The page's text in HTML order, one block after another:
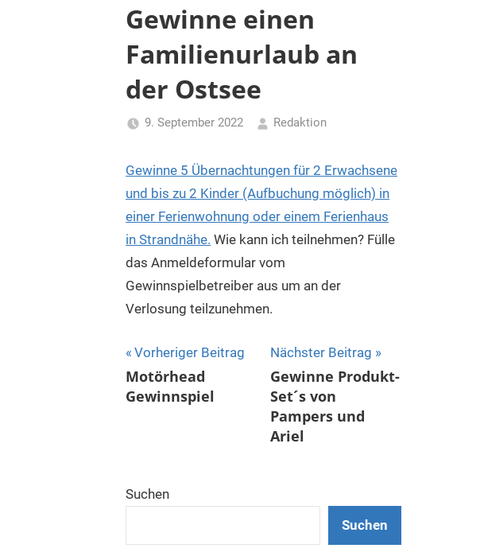
Gewinne einen
Familienurlaub an
der Ostsee
9. September 2022 Redaktion
Gewinne 5 Übernachtungen für 2 Erwachsene
und bis zu 2 Kinder (Aufbuchung möglich) in
einer Ferienwohnung oder einem Ferienhaus
in Strandnähe. Wie kann ich teilnehmen? Fülle
das Anmeldeformular vom
Gewinnspielbetreiber aus um an der
Verlosung teilzunehmen.
Beitragsnavigation
Vorheriger Beitrag
Motörhead
Gewinnspiel
Nächster Beitrag
Gewinne Produkt-
Set´s von
Pampers und
Ariel
Suchen
Suchen